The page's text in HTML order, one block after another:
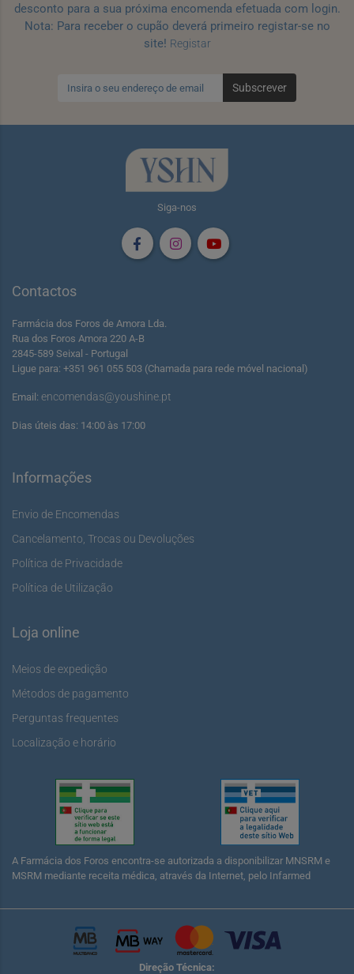
desconto para a sua próxima encomenda efetuada com login.
Nota: Para receber o cupão deverá primeiro registar-se no
site! Registar
Subscrever
Siga-nos
Contactos
Farmácia dos Foros de Amora Lda.
Rua dos Foros Amora 220 A-B
2845-589 Seixal - Portugal
Ligue para: +351 961 055 503 (Chamada para rede móvel nacional)
Email: encomendas@youshine.pt
Dias úteis das: 14:00 às 17:00
Informações
Envio de Encomendas
Cancelamento, Trocas ou Devoluções
Política de Privacidade
Política de Utilização
Loja online
Meios de expedição
Métodos de pagamento
Perguntas frequentes
Localização e horário
A Farmácia dos Foros encontra-se autorizada a disponibilizar MNSRM e
MSRM mediante receita médica, através da Internet, pelo Infarmed
Direção Técnica: